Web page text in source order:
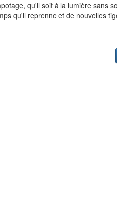
qu'il soit à la lumière sans
qu'il reprenne et de nouvelles